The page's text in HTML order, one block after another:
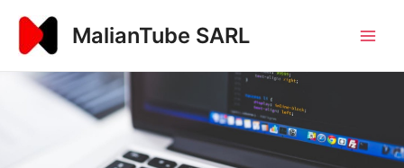
contenu
MalianTube SARL